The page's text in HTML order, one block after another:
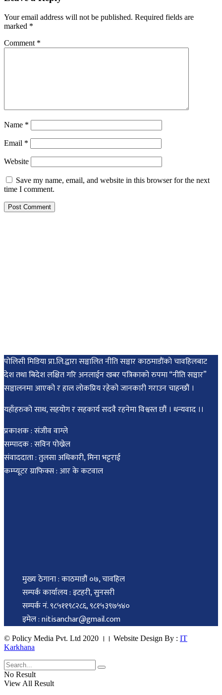
Your email address will not be published. Required fields are
marked *
Comment *
Name *
Email *
Website
Save my name, email, and website in this browser for the next
time I comment.
पोलिसी मिडिया प्रा.लि.द्वारा सञ्चालित नीति सञ्चार काठमाडाैंकाे चावहिलबाट
देश तथा बिदेश लक्षित गरि अनलाईन खबर पत्रिकाको रुपमा “नीति सञ्चार”
सञ्चालनमा आएको र हाल लोकप्रिय रहेको जानकारी गराउन चाहन्छौं ।
यहाँहरुको साथ, सहयोग र सहकार्य सदवै रहनेमा विश्वस्त छौं । धन्यवाद ।।
प्रकाशक : संजीव वाग्ले
सम्पादक : सविन पोख्रेल
संवाददाता : तुलसा अधिकारी, मिना भट्टराई
कम्प्यूटर ग्राफिक्स : आर के कटवाल
मुख्य ठेगाना : काठमाडौं ०७, चावहिल
सम्पर्क कार्यालय : इटहरी, सुनसरी
सम्पर्क नं. ९८५११९८२८६, ९८१५३९७५४०
इमेल : nitisanchar@gmail.com
© Policy Media Pvt. Ltd 2020 ।। Website Design By : IT
Karkhana
No Result
View All Result